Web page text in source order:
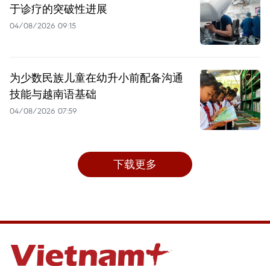
于诊疗的突破性进展
04/08/2026 09:15
为少数民族儿童在幼升小前配备沟通
技能与越南语基础
04/08/2026 07:59
下载更多